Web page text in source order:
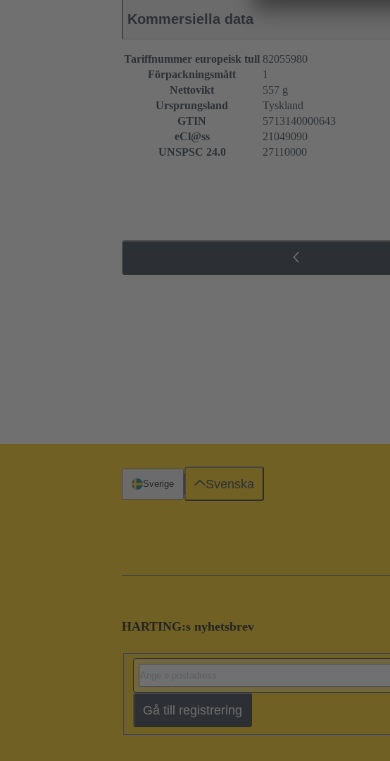
Kommersiella data
Tariffnummer europeisk tull 82055980
Förpackningsmått
1
Nettovikt
557 g
Ursprungsland
Tyskland
GTIN
5713140000643
eCl@ss
21049090
UNSPSC 24.0
27110000
HARTING:s nyhetsbrev
Gå till registrering
Sverige Svenska